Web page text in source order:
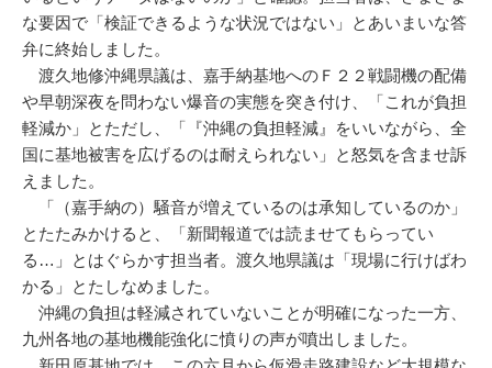
な要因で「検証できるような状況ではない」とあいまいな答
弁に終始しました。
渡久地修沖縄県議は、嘉手納基地へのＦ２２戦闘機の配備
や早朝深夜を問わない爆音の実態を突き付け、「これが負担
軽減か」とただし、「『沖縄の負担軽減』をいいながら、全
国に基地被害を広げるのは耐えられない」と怒気を含ませ訴
えました。
「（嘉手納の）騒音が増えているのは承知しているのか」
とたたみかけると、「新聞報道では読ませてもらってい
る…」とはぐらかす担当者。渡久地県議は「現場に行けばわ
かる」とたしなめました。
沖縄の負担は軽減されていないことが明確になった一方、
九州各地の基地機能強化に憤りの声が噴出しました。